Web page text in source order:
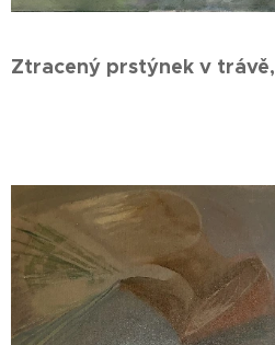
Ztracený prstýnek v trávě,